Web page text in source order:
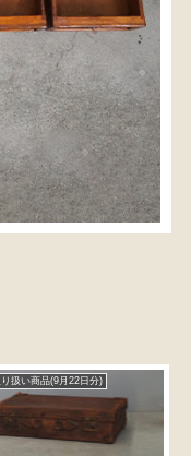
扱い商品(9月22日分)
水屋箪笥